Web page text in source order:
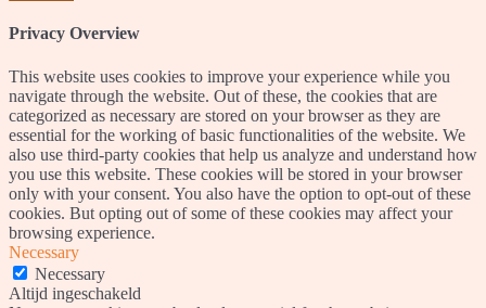
Privacy Overview
This website uses cookies to improve your experience while you
navigate through the website. Out of these, the cookies that are
categorized as necessary are stored on your browser as they are
essential for the working of basic functionalities of the website. We
also use third-party cookies that help us analyze and understand how
you use this website. These cookies will be stored in your browser
only with your consent. You also have the option to opt-out of these
cookies. But opting out of some of these cookies may affect your
browsing experience.
Necessary
Necessary
Altijd ingeschakeld